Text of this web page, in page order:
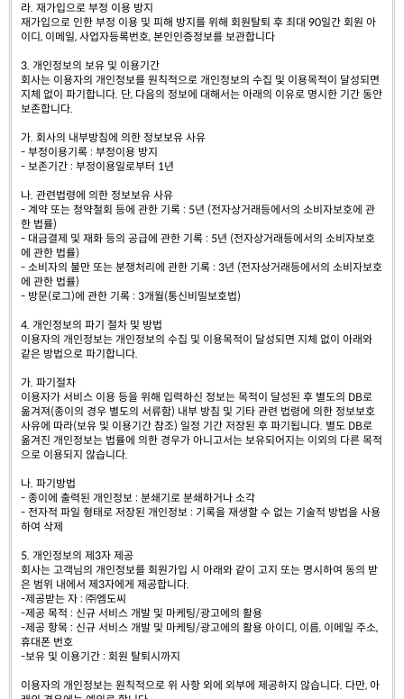
라. 재가입으로 부정 이용 방지
재가입으로 인한 부정 이용 및 피해 방지를 위해 회원탈퇴 후 최대 90일간 회원 아
이디, 이메일, 사업자등록번호, 본인인증정보를 보관합니다
3. 개인정보의 보유 및 이용기간
회사는 이용자의 개인정보를 원칙적으로 개인정보의 수집 및 이용목적이 달성되면
지체 없이 파기합니다. 단, 다음의 정보에 대해서는 아래의 이유로 명시한 기간 동안
보존합니다.
가. 회사의 내부방침에 의한 정보보유 사유
- 부정이용기록 : 부정이용 방지
- 보존기간 : 부정이용일로부터 1년
나. 관련법령에 의한 정보보유 사유
- 계약 또는 청약철회 등에 관한 기록 : 5년 (전자상거래등에서의 소비자보호에 관
한 법률)
- 대금결제 및 재화 등의 공급에 관한 기록 : 5년 (전자상거래등에서의 소비자보호
에 관한 법률)
- 소비자의 불만 또는 분쟁처리에 관한 기록 : 3년 (전자상거래등에서의 소비자보호
에 관한 법률)
- 방문(로그)에 관한 기록 : 3개월(통신비밀보호법)
4. 개인정보의 파기 절차 및 방법
이용자의 개인정보는 개인정보의 수집 및 이용목적이 달성되면 지체 없이 아래와
같은 방법으로 파기합니다.
가. 파기절차
이용자가 서비스 이용 등을 위해 입력하신 정보는 목적이 달성된 후 별도의 DB로
옮겨져(종이의 경우 별도의 서류함) 내부 방침 및 기타 관련 법령에 의한 정보보호
사유에 따라(보유 및 이용기간 참조) 일정 기간 저장된 후 파기됩니다. 별도 DB로
옮겨진 개인정보는 법률에 의한 경우가 아니고서는 보유되어지는 이외의 다른 목적
으로 이용되지 않습니다.
나. 파기방법
- 종이에 출력된 개인정보 : 분쇄기로 분쇄하거나 소각
- 전자적 파일 형태로 저장된 개인정보 : 기록을 재생할 수 없는 기술적 방법을 사용
하여 삭제
5. 개인정보의 제3자 제공
회사는 고객님의 개인정보를 회원가입 시 아래와 같이 고지 또는 명시하여 동의 받
은 범위 내에서 제3자에게 제공합니다.
-제공받는 자 : ㈜엠도씨
-제공 목적 : 신규 서비스 개발 및 마케팅/광고에의 활용
-제공 항목 : 신규 서비스 개발 및 마케팅/광고에의 활용 아이디, 이름, 이메일 주소,
휴대폰 번호
-보유 및 이용기간 : 회원 탈퇴시까지
이용자의 개인정보는 원칙적으로 위 사항 외에 외부에 제공하지 않습니다. 다만, 아